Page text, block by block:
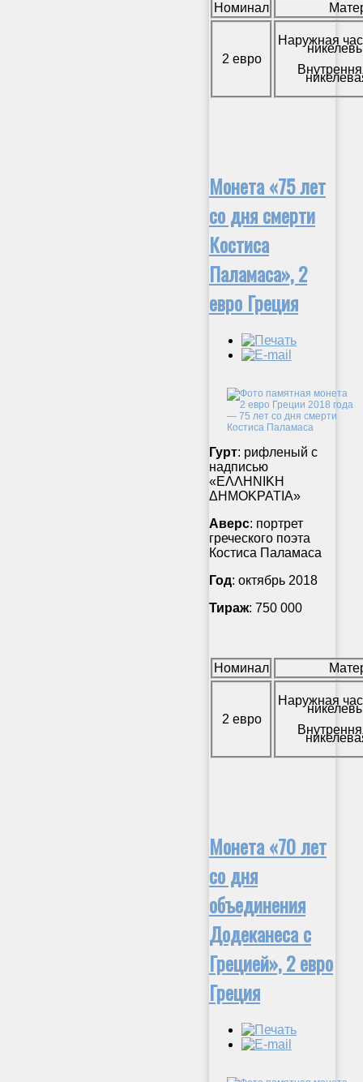
Номинал
2 евро
Наружная
Монета «75 лет
со дня смерти
Костиса
Паламаса», 2
евро Греция
Гурт: рифленый с
надписью
«ΕΛΛΗΝΙΚΗ
ΔΗΜΟΚΡΑΤΙΑ»
Аверс: портрет
греческого поэта
Костиса Паламаса
Год: октябрь 2018
Тираж: 750 000
Номинал
2 евро
Наружная
Монета «70 лет
со дня
объединения
Додеканеса с
Грецией», 2 евро
Греция